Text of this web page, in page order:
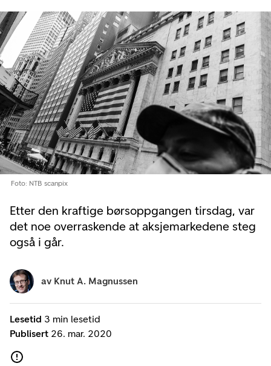
Etter den kraftige børsoppgangen tirsdag, var
det noe overraskende at aksjemarkedene steg
også i går.
Foto: NTB scanpix
Lesetid 3 min lesetid
Publisert 26. mar. 2020
av Knut A. Magnussen